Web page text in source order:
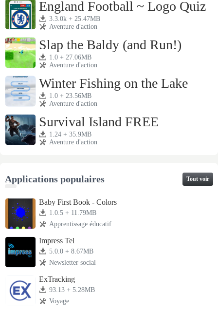
England Football ~ Logo Quiz
3.3.0k + 25.47MB
Aventure d'action
Slap the Baldy (and Run!)
1.0 + 27.06MB
Aventure d'action
Winter Fishing on the Lake
1.0 + 23.56MB
Aventure d'action
Survival Island FREE
1.24 + 35.9MB
Aventure d'action
Applications populaires Tout voir
Baby First Book - Colors
1.0.5 + 11.79MB
Apprentissage éducatif
Impress Tel
5.0.0 + 8.67MB
Newsletter social
ExTracking
93.13 + 5.28MB
Voyage